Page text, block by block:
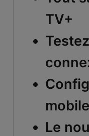
TV+
mobile
Le